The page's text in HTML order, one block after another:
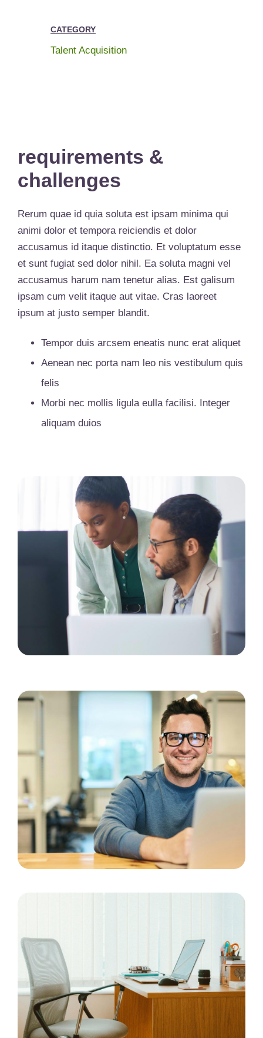
CATEGORY
Talent Acquisition
requirements &
challenges
Rerum quae id quia soluta est ipsam minima qui
animi dolor et tempora reiciendis et dolor
accusamus id itaque distinctio. Et voluptatum esse
et sunt fugiat sed dolor nihil. Ea soluta magni vel
accusamus harum nam tenetur alias. Est galisum
ipsam cum velit itaque aut vitae. Cras laoreet
ipsum at justo semper blandit.
Tempor duis arcsem eneatis nunc erat aliquet
Aenean nec porta nam leo nis vestibulum quis
felis
Morbi nec mollis ligula eulla facilisi. Integer
aliquam duios